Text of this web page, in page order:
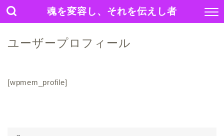
魂を変容し、それを伝えし者
ユーザープロフィール
[wpmem_profile]